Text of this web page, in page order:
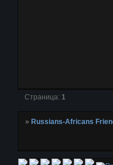
Страница: 1
»Russians-Africans